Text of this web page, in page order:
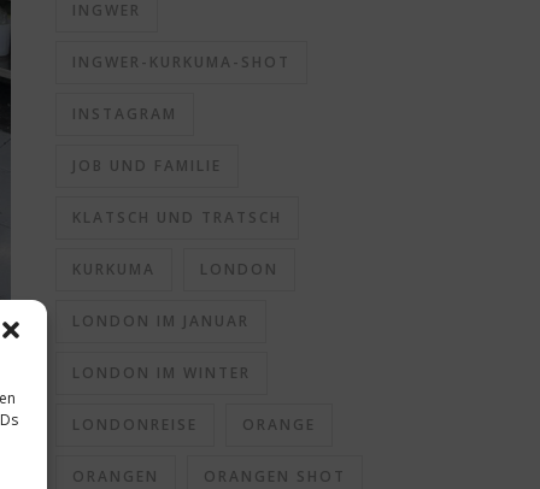
INGWER
INGWER-KURKUMA-SHOT
INSTAGRAM
JOB UND FAMILIE
KLATSCH UND TRATSCH
KURKUMA LONDON
LONDON IM JANUAR
LONDON IM WINTER
LONDONREISE ORANGE
ORANGEN ORANGEN SHOT